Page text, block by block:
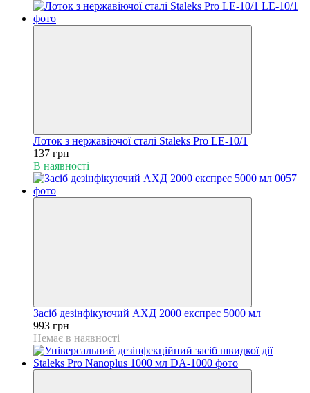
Лоток з нержавіючої сталі Staleks Pro LE-10/1
137 грн
В наявності
Засіб дезінфікуючий АХД 2000 експрес 5000 мл
993 грн
Немає в наявності